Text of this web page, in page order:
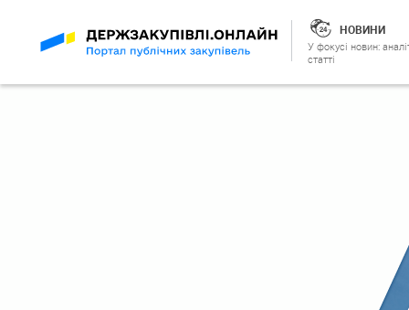
НОВИНИ
У фокусі новин:
статті